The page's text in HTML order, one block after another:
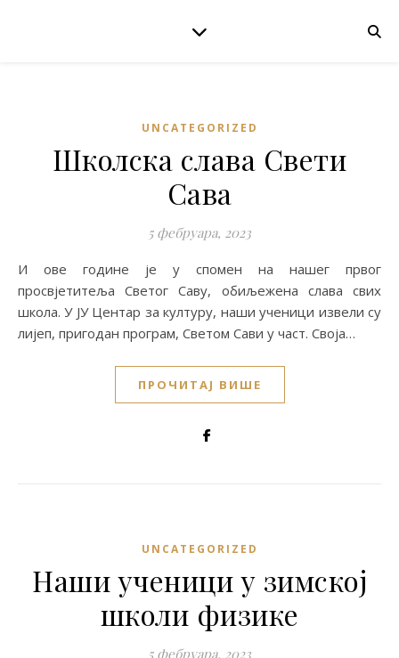
UNCATEGORIZED
Школска слава Свети
Сава
5 фебруара, 2023
И ове године је у спомен на нашег првог
просвјетитеља Светог Саву, обиљежена слава свих
школа. У ЈУ Центар за културу, наши ученици извели су
лијеп, пригодан програм, Светом Сави у част. Своја…
ПРОЧИТАЈ ВИШЕ
UNCATEGORIZED
Наши ученици у зимској
школи физике
5 фебруара, 2023